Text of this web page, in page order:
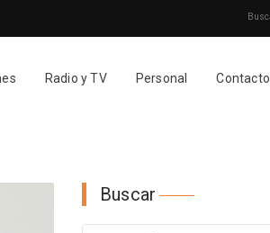
Radio y TV Personal Contacto
Buscar